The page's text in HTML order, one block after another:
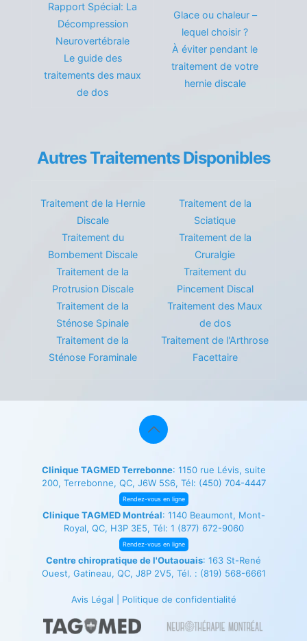
Rapport Spécial: La
Décompression
Neurovertébrale
Le guide des
traitements des maux
de dos
Glace ou chaleur –
lequel choisir ?
À éviter pendant le
traitement de votre
hernie discale
Autres Traitements Disponibles
Traitement de la Hernie
Discale
Traitement du
Bombement Discale
Traitement de la
Protrusion Discale
Traitement de la
Sténose Spinale
Traitement de la
Sténose Foraminale
Traitement de la
Sciatique
Traitement de la
Cruralgie
Traitement du
Pincement Discal
Traitement des Maux
de dos
Traitement de l'Arthrose
Facettaire
Clinique TAGMED Terrebonne: 1150 rue Lévis, suite
200, Terrebonne, QC, J6W 5S6, Tél: (450) 704-4447
Rendez-vous en ligne
Clinique TAGMED Montréal: 1140 Beaumont, Mont-
Royal, QC, H3P 3E5, Tél: 1 (877) 672-9060
Rendez-vous en ligne
Centre chiropratique de l'Outaouais: 163 St-René
Ouest, Gatineau, QC, J8P 2V5, Tél. : (819) 568-6661
Avis Légal Politique de confidentialité